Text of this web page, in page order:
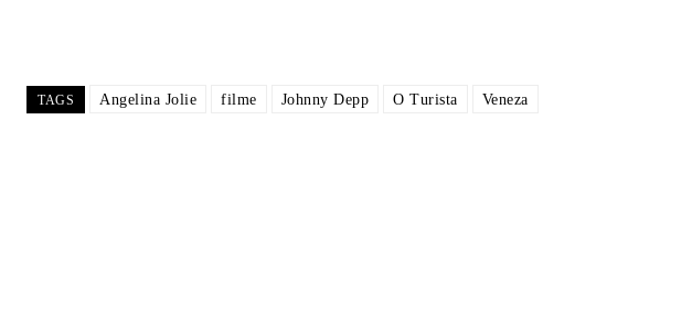
TAGS Angelina Jolie filme Johnny Depp O Turista Veneza